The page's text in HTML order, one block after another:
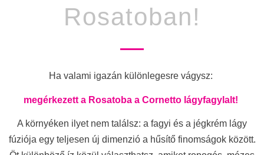
Rosatoban!
Ha valami igazán különlegesre vágysz:
megérkezett a Rosatoba a Cornetto lágyfagylalt!
A környéken ilyet nem találsz: a fagyi és a jégkrém lágy
fúziója egy teljesen új dimenzió a hűsítő finomságok között.